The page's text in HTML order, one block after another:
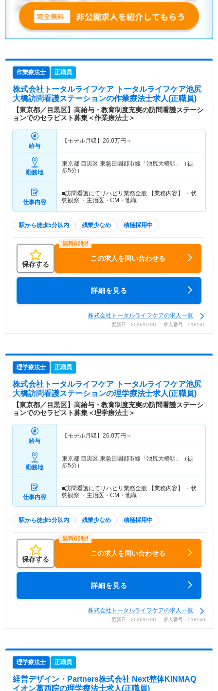
作業療法士 正職員
株式会社トータルライフケア トータルライフケア池尻
大橋訪問看護ステーションの作業療法士求人(正職員)
【東京都／目黒区】高給与・教育制度充実の訪問看護ステーシ
ョンでのセラピスト募集＜作業療法士＞
給与
【モデル月収】 26.0万円～
勤務地
東京都 目黒区 東急田園都市線「池尻大橋駅」（徒
歩5分）
仕事内容
■訪問看護にてリハビリ業務全般 【業務内容】 ・状
態観察 ・主治医・CM・他職…
駅から徒歩5分以内 残業少なめ 積極採用中
保存する
この求人を問い合わせる
詳細を見る
株式会社トータルライフケアの求人一覧
更新日：2026/07/31 求人番号：518161
理学療法士 正職員
株式会社トータルライフケア トータルライフケア池尻
大橋訪問看護ステーションの理学療法士求人(正職員)
【東京都／目黒区】高給与・教育制度充実の訪問看護ステーシ
ョンでのセラピスト募集＜理学療法士＞
給与
【モデル月収】 26.0万円～
勤務地
東京都 目黒区 東急田園都市線「池尻大橋駅」（徒
歩5分）
仕事内容
■訪問看護にてリハビリ業務全般 【業務内容】 ・状
態観察 ・主治医・CM・他職…
駅から徒歩5分以内 残業少なめ 積極採用中
保存する
この求人を問い合わせる
詳細を見る
株式会社トータルライフケアの求人一覧
更新日：2026/07/31 求人番号：518160
理学療法士 正職員
経営デザイン・Partners株式会社 Next整体KINMAQ
イオン葛西院の理学療法士求人(正職員)